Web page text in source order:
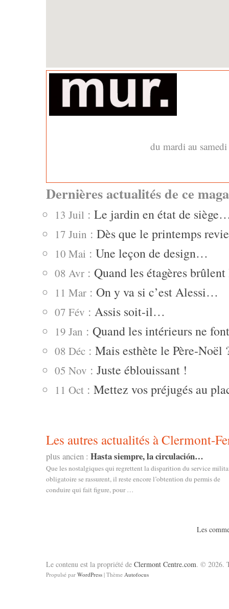
du mardi au
Dernières actualités de ce
13 Juil : Le jardin en état de
17 Juin : Dès que le printemps
10 Mai : Une leçon de design…
08 Avr: Quand les étagères
11 Mar: On y va si c’est Alessi…
07 Fév : Assis soit-il…
19 Jan : Quand les intérieurs ne
08 Déc : Mais esthète le Père-Noël
05 Nov : Juste éblouissant !
11 Oct: Mettez vos préjugés au
Les autres actualités à Clermont-
plus ancien : Hasta siempre, la circulación…
Que les nostalgiques qui regrettent la disparition du service
obligatoire se rassurent, il reste encore l’obtention du permis de
conduire qui fait figure, pour …
Les
Le contenu est la propriété de Clermont Centre.com. © 2026.
Propulsé par WordPress | Thème Autofocus